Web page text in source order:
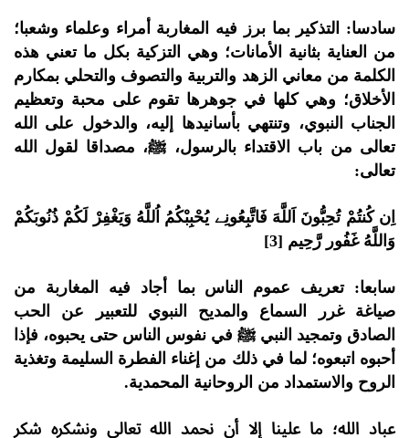
سادسا: التذكير بما برز فيه المغاربة أمراء وعلماء وشعبا؛
من العناية بثانية الأمانات؛ وهي التزكية بكل ما تعني هذه
الكلمة من معاني الزهد والتربية والتصوف والتحلي بمكارم
الأخلاق؛ وهي كلها في جوهرها تقوم على محبة وتعظيم
الجناب النبوي، وتنتهي بأسانيدها إليه، والدخول على الله
تعالى من باب الاقتداء بالرسول، ﷺ، مصداقا لقول الله
تعالى:
اِن كُنتُمْ تُحِبُّونَ اَللَّهَ فَاتَّبِعُونِے يُحْبِبْكُمُ اُللَّهُ وَيَغْفِرْ لَكُمْ ذُنُوبَكُمْ
وَاللَّهُ غَفُور رَّحِيم [3]
سابعا: تعريف عموم الناس بما أجاد فيه المغاربة من
صياغة غرر السماع والمديح النبوي للتعبير عن الحب
الصادق وتمجيد النبي ﷺ في نفوس الناس حتى يحبوه، فإذا
أحبوه اتبعوه؛ لما في ذلك من إغناء الفطرة السليمة وتغذية
الروح والاستمداد من الروحانية المحمدية.
عباد الله؛ ما علينا إلا أن نحمد الله تعالى ونشكره شكر